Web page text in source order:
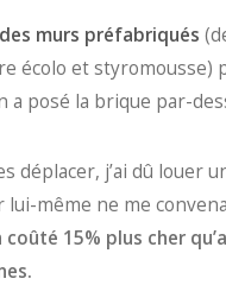
des murs préfabriqués
écolo et styromousse)
a posé la brique par-
déplacer, j’ai dû louer
lui-même ne me
coûté 15% plus cher